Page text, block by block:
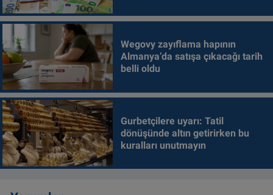
Wegovy zayıflama hapının
Almanya’da satışa çıkacağı tarih
belli oldu
Gurbetçilere uyarı: Tatil
dönüşünde altın getirirken bu
kuralları unutmayın